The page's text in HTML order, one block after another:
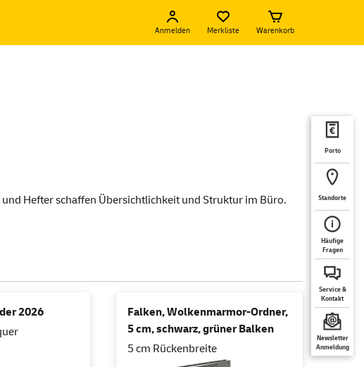
Anmelden Merkliste Warenkorb
Porto
Standorte
Häufige
Fragen
Service &
Kontakt
Newsletter
Anmeldung
Hefter schaffen Übersichtlichkeit und Struktur im Büro.
2026
Falken, Wolkenmarmor-Ordner,
5 cm, schwarz, grüner Balken
5 cm Rückenbreite